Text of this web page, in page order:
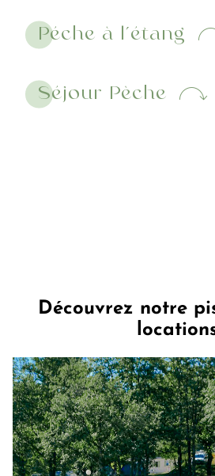
pureté d’un emplacement
d’un emplacement avec vue
pensées pour sublimer vos
Péche à l’étang
Séjour Pèche
Découvrez notre